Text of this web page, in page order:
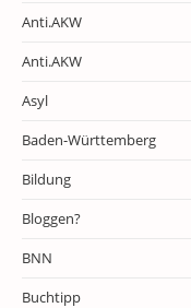
Anti.AKW
Anti.AKW
Asyl
Baden-Württemberg
Bildung
Bloggen?
BNN
Buchtipp